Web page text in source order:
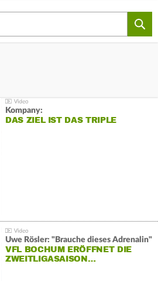
Kompany:
DAS ZIEL IST DAS TRIPLE
Uwe Rösler: "Brauche dieses Adrenalin"
VFL BOCHUM ERÖFFNET DIE
ZWEITLIGASAISON…